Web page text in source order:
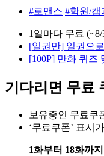
#로맨스 #학원/캠
1일마다 무료 (~8/
[일권만] 일권으
[100P] 만화 퀴즈
기다리면 무료
보유중인 무료쿠
‘무료쿠폰’ 표시
1화부터 18화까지